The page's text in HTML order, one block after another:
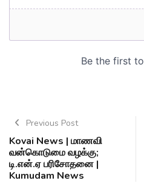
Previous Post
Kovai News | மாணவி
வன்கொடுமை வழக்கு;
டி.என்.ஏ பரிசோதனை |
Kumudam News